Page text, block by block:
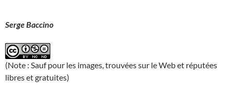
Serge Baccino
(Note : Sauf pour les images, trouvées sur le Web et réputées
libres et gratuites)